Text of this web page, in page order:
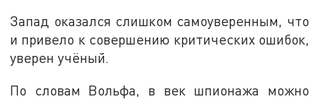
Запад оказался слишком самоуверенным, что
и привело к совершению критических ошибок,
уверен учёный.
По словам Вольфа, в век шпионажа можно